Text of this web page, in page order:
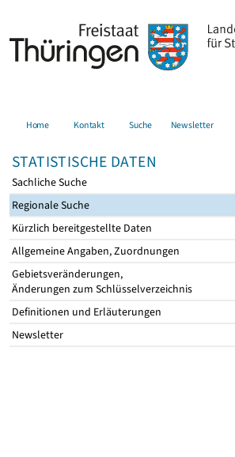
Home Kontakt Suche Newsletter
STATISTISCHE DATEN
Sachliche Suche
Regionale Suche
Kürzlich bereitgestellte Daten
Allgemeine Angaben, Zuordnungen
Gebietsveränderungen,
Änderungen zum Schlüsselverzeichnis
Definitionen und Erläuterungen
Newsletter